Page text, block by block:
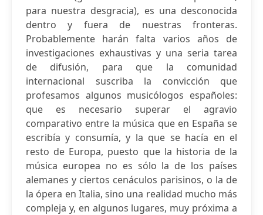
para nuestra desgracia), es una desconocida
dentro y fuera de nuestras fronteras.
Probablemente harán falta varios años de
investigaciones exhaustivas y una seria tarea
de difusión, para que la comunidad
internacional suscriba la convicción que
profesamos algunos musicólogos españoles:
que es necesario superar el agravio
comparativo entre la música que en España se
escribía y consumía, y la que se hacía en el
resto de Europa, puesto que la historia de la
música europea no es sólo la de los países
alemanes y ciertos cenáculos parisinos, o la de
la ópera en Italia, sino una realidad mucho más
compleja y, en algunos lugares, muy próxima a